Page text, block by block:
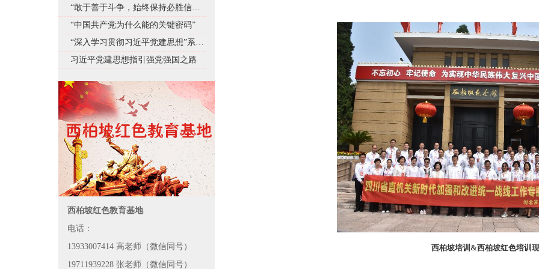
“中国共产党为什么能的关键密码”
习近平党建思想指引强党强国之路
西柏坡红色教育基地
电话：
13933007414 高老师（微信同号）
19711939228 张老师（微信同号）
西柏坡培训 &西柏坡红色培训